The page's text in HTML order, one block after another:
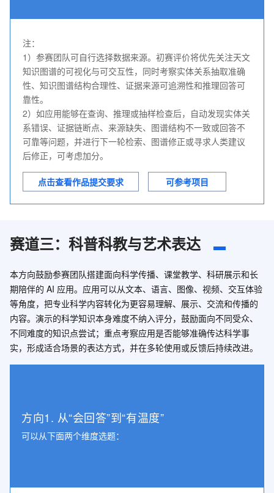
注：
1）参赛团队可自行选择数据来源。初赛评价将优先关注天文
知识图谱的可视化与可交互性，同时考察实体关系抽取准确
性、知识图谱结构合理性、证据来源可追溯性和推理回答可
靠性。
2）如应用能够在查询、推理或抽样检查后，自动发现实体关
系错误、证据链断点、来源缺失、图谱结构不一致或回答不
可靠等问题，并进行下一轮检索、图谱修正或寻求人类建议
后修正，可考虑加分。
点击查看作品提交要求 可参考项目
赛道三：科普科教与艺术表达
本方向鼓励参赛团队搭建面向科学传播、课堂教学、科研展示和长
期陪伴的 AI 应用。应用可以从文本、语言、图像、视频、交互体验
等角度，把专业科学内容转化为更容易理解、展示、交流和传播的
内容。演示的科学知识本身难度不纳入评分，鼓励面向不同受众、
不同难度的知识点尝试；重点考察应用是否能够准确传达科学事
实，形成适合场景的表达方式，并在多轮使用或反馈后持续改进。
方向1. 从“会回答”到“有温度”
可以从下面两个维度选题：